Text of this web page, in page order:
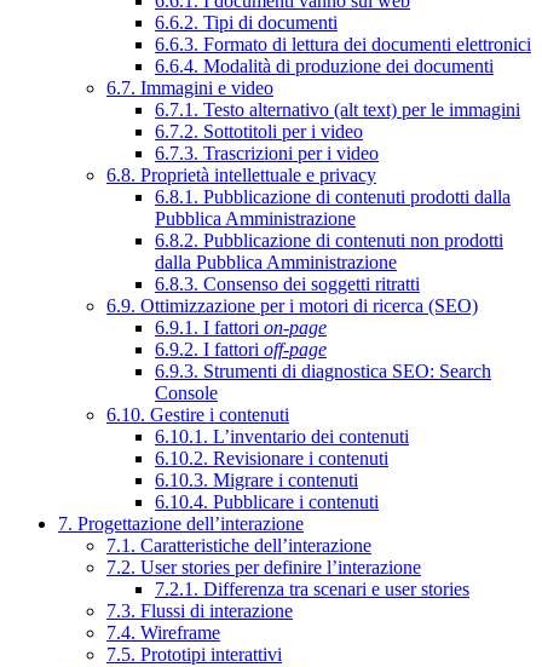
6.6.2. Tipi di documenti
6.6.3. Formato di lettura dei documenti elettronici
6.6.4. Modalità di produzione dei documenti
6.7. Immagini e video
6.7.1. Testo alternativo (alt text) per le immagini
6.7.2. Sottotitoli per i video
6.7.3. Trascrizioni per i video
6.8. Proprietà intellettuale e privacy
6.8.1. Pubblicazione di contenuti prodotti dalla
Pubblica Amministrazione
6.8.2. Pubblicazione di contenuti non prodotti
dalla Pubblica Amministrazione
6.8.3. Consenso dei soggetti ritratti
6.9. Ottimizzazione per i motori di ricerca (SEO)
6.9.1. I fattori on-page
6.9.2. I fattori off-page
6.9.3. Strumenti di diagnostica SEO: Search
Console
6.10. Gestire i contenuti
6.10.1. L’inventario dei contenuti
6.10.2. Revisionare i contenuti
6.10.3. Migrare i contenuti
6.10.4. Pubblicare i contenuti
7. Progettazione dell’interazione
7.1. Caratteristiche dell’interazione
7.2. User stories per definire l’interazione
7.2.1. Differenza tra scenari e user stories
7.3. Flussi di interazione
7.4. Wireframe
7.5. Prototipi interattivi